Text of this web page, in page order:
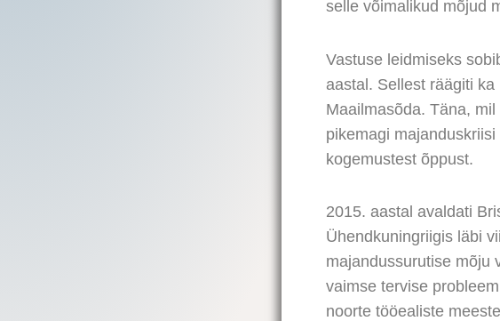
selle võimalikud mõjud
Vastuse leidmiseks
aastal. Sellest räägiti
Maailmasõda. Täna,
pikemagi
kogemustest õppust.
2015. aastal avaldati
Ühendkuningriigis läbi
majandussurutise mõju
vaimse tervise
noorte tööealiste